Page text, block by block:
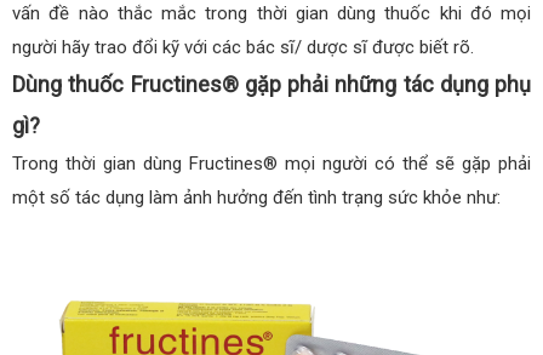
vấn đề nào thắc mắc trong thời gian dùng thuốc khi đó mọi
người hãy trao đổi kỹ với các bác sĩ/ dược sĩ được biết rõ.
Dùng thuốc Fructines® gặp phải những tác dụng phụ
gì?
Trong thời gian dùng Fructines® mọi người có thể sẽ gặp phải
một số tác dụng làm ảnh hưởng đến tình trạng sức khỏe như: